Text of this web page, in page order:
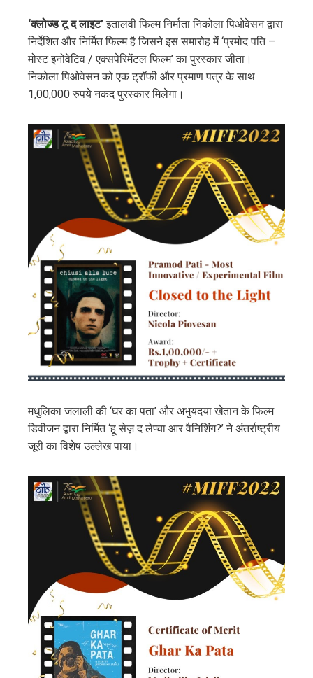
‘क्लोज्ड टू द लाइट’इतालवी फिल्म निर्माता निकोला पिओवेसन द्वारा
निर्देशित और निर्मित फिल्म है जिसने इस समारोह में ‘प्रमोद पति –
मोस्ट इनोवेटिव / एक्सपेरिमेंटल फिल्म’ का पुरस्कार जीता।
निकोला पिओवेसन को एक ट्रॉफी और प्रमाण पत्र के साथ
1,00,000 रुपये नकद पुरस्कार मिलेगा।
मधुलिका जलाली की ‘घर का पता’ और अभुयदया खेतान के फिल्म
डिवीजन द्वारा निर्मित ‘हू सेज़ द लेप्चा आर वैनिशिंग?’ ने अंतर्राष्ट्रीय
जूरी का विशेष उल्लेख पाया।